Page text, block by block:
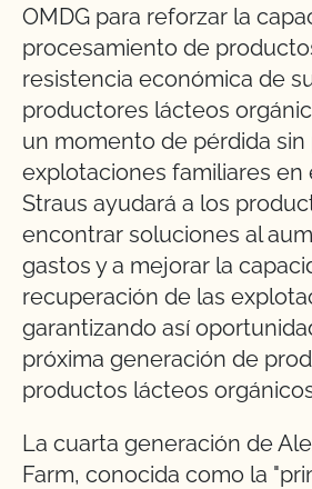
OMDG para reforzar la
procesamiento de
resistencia económica de
productores lácteos
un momento de pérdida
explotaciones familiares en
Straus ayudará a los
encontrar soluciones al
gastos y a mejorar la
recuperación de las
garantizando así
próxima generación de
productos lácteos
La cuarta generación de
Farm, conocida como la